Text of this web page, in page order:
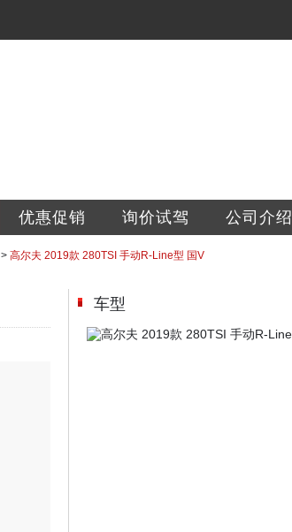
优惠促销 询价试驾 公司介绍
> 高尔夫 2019款 280TSI 手动R-Line型 国V
车型